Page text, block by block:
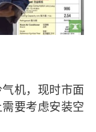
机，现时市面
要考虑安装空